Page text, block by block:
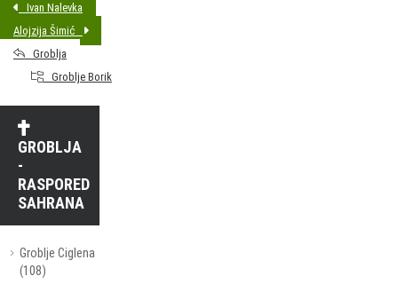
Ivan Nalevka
Alojzija Šimić
Groblja
Groblje Borik
GROBLJA
-
RASPORED
SAHRANA
Groblje Ciglena
(108)